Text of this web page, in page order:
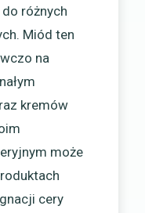
różnych
Miód ten
na
kremów
może
cery